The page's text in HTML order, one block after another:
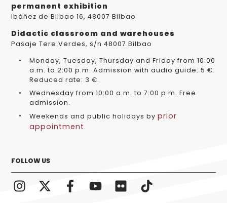
permanent exhibition
Ibáñez de Bilbao 16, 48007 Bilbao
Didactic classroom and warehouses
Pasaje Tere Verdes, s/n 48007 Bilbao
Monday, Tuesday, Thursday and Friday from 10:00
a.m. to 2:00 p.m. Admission with audio guide: 5 €.
Reduced rate: 3 €.
Wednesday from 10:00 a.m. to 7:00 p.m. Free
admission.
Weekends and public holidays by prior
appointment.
FOLLOW US